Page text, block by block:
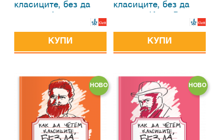
класиците, без да
КУПИ
класиците, без да
КУПИ
НОВО НОВО